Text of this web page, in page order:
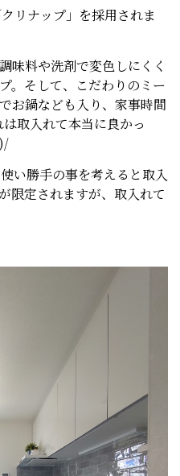
リナップ」を採用されま
味料や洗剤で変色しにくく
。そして、こだわりのミー
お鍋なども入り、家事時間
取入れて本当に良かっ
い勝手の事を考えると取入
限定されますが、取入れて